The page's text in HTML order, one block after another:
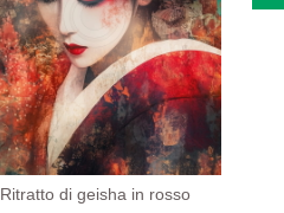
Ritratto di geisha in rosso